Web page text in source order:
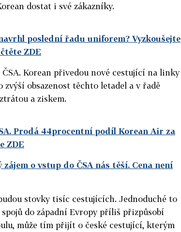
dostat i své zákazníky.
poslední řadu uniforem? Vyzkoušejte
ZDE
Korean přivedou nové cestující na linky
zvýší obsazenost těchto letadel a v řadě
a ziskem.
Prodá 44procentní podíl Korean Air za
ZDE
o vstup do ČSA nás těší. Cena není
stovky tisíc cestujících. Jednoduché to
spojů do západní Evropy příliš přizpůsobí
může tím přijít o české cestující, kterým